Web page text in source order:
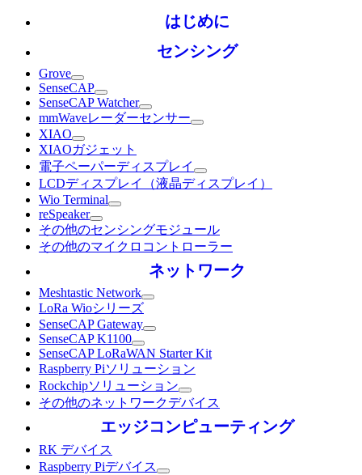
はじめに
センシング
Grove
SenseCAP
SenseCAP Watcher
mmWaveレーダーセンサー
XIAO
XIAOガジェット
電子ペーパーディスプレイ
LCDディスプレイ（液晶ディスプレイ）
Wio Terminal
reSpeaker
その他のセンシングモジュール
その他のマイクロコントローラー
ネットワーク
Meshtastic Network
LoRa Wioシリーズ
SenseCAP Gateway
SenseCAP K1100
SenseCAP LoRaWAN Starter Kit
Raspberry Piソリューション
Rockchipソリューション
その他のネットワークデバイス
エッジコンピューティング
RK デバイス
Raspberry Piデバイス